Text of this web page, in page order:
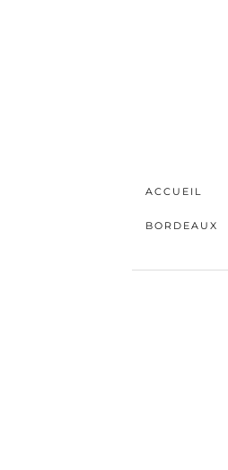
ACCUEIL
BORDEAUX